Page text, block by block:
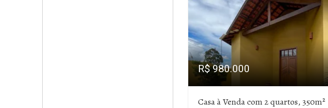
R$ 980.000
Casa à Venda com 2 quartos, 350m²